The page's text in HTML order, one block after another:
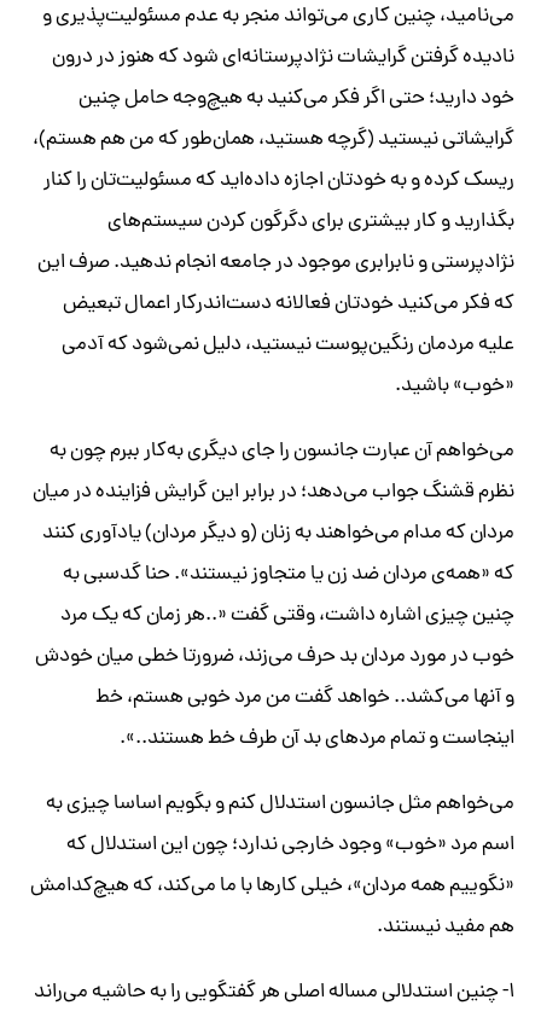
می‌نامید، چنین کاری می‌تواند منجر به عدم مسئولیت‌پذیری و
نادیده گرفتن گرایشات نژادپرستانه‌ای شود که هنوز در درون
خود دارید؛ حتی اگر فکر می‌کنید به هیچ‌وجه حامل چنین
گرایشاتی نیستید (گرچه هستید، همان‌طور که من هم هستم)،
ریسک کرده و به خودتان اجازه داده‌اید که مسئولیت‌تان را کنار
بگذارید و کار بیشتری برای دگرگون کردن سیستم‌های
نژادپرستی و نابرابری موجود در جامعه انجام ندهید. صرف این
که فکر می‌کنید خودتان فعالانه دست‌اندرکار اعمال تبعیض
علیه مردمان رنگین‌پوست نیستید، دلیل نمی‌شود که آدمی
«خوب» باشید.
می‌خواهم آن عبارت جانسون را جای دیگری به‌کار ببرم چون به
نظرم قشنگ جواب می‌دهد؛ در برابر این گرایش فزاینده در میان
مردان که مدام می‌خواهند به زنان (و دیگر مردان) یادآوری کنند
که «همه‌ی مردان ضد زن یا متجاوز نیستند». حنا گدسبی به
چنین چیزی اشاره داشت، وقتی گفت «..هر زمان که یک مرد
خوب در مورد مردان بد حرف می‌زند، ضرورتا خطی میان خودش
و آنها می‌کشد.. خواهد گفت من مرد خوبی هستم، خط
اینجاست و تمام مردهای بد آن طرف خط هستند..».
می‌خواهم مثل جانسون استدلال کنم و بگویم اساسا چیزی به
اسم مرد «خوب» وجود خارجی ندارد؛ چون این استدلال که
«نگوییم همه‌ مردان»، خیلی کارها با ما می‌کند، که هیچ‌کدامش
هم مفید نیستند.
۱- چنین استدلالی مساله اصلی هر گفتگویی را به حاشیه می‌راند